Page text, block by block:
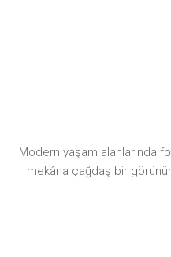
Modern yaşam alanlarında
mekâna çağdaş bir